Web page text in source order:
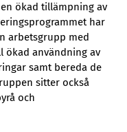
ökad tillämpning av
har
arbetsgrupp med
ökad användning av
samt bereda de
sitter också
och